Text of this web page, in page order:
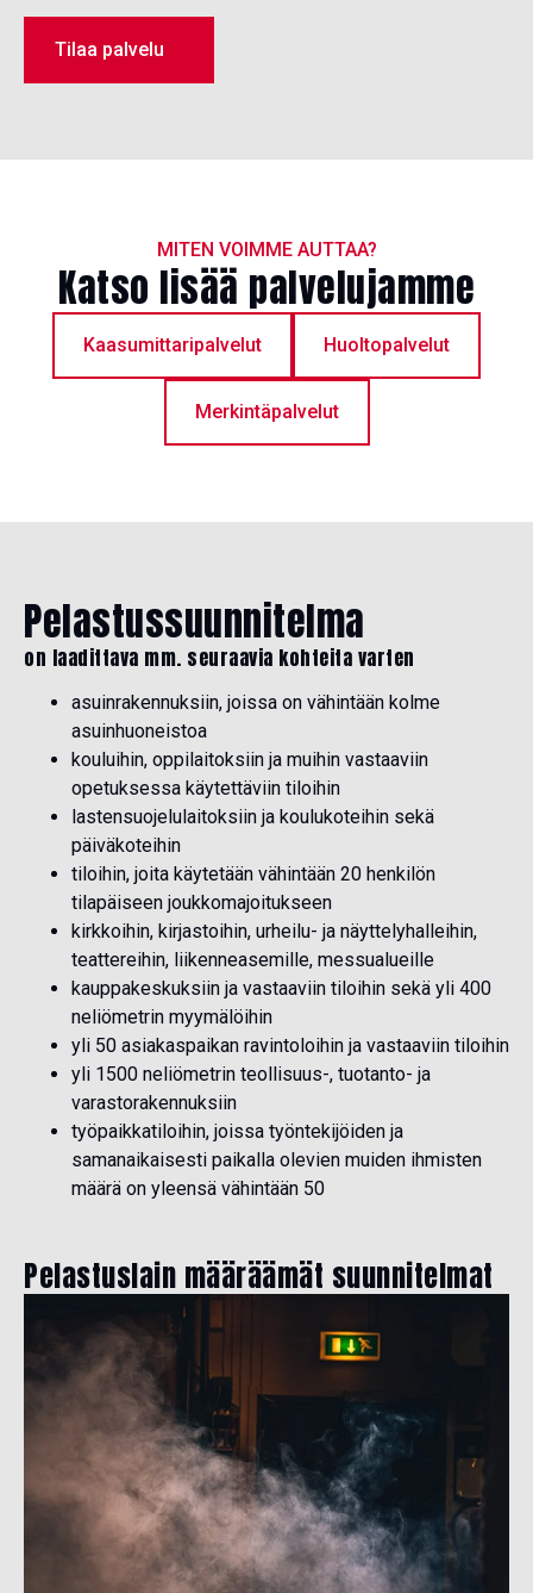
Tilaa palvelu
MITEN VOIMME AUTTAA?
Katso lisää palvelujamme
Kaasumittaripalvelut Huoltopalvelut
Merkintäpalvelut
Pelastussuunnitelma
on laadittava mm. seuraavia kohteita varten
asuinrakennuksiin, joissa on vähintään kolme
asuinhuoneistoa
kouluihin, oppilaitoksiin ja muihin vastaaviin
opetuksessa käytettäviin tiloihin
lastensuojelulaitoksiin ja koulukoteihin sekä
päiväkoteihin
tiloihin, joita käytetään vähintään 20 henkilön
tilapäiseen joukkomajoitukseen
kirkkoihin, kirjastoihin, urheilu- ja näyttelyhalleihin,
teattereihin, liikenneasemille, messualueille
kauppakeskuksiin ja vastaaviin tiloihin sekä yli 400
neliömetrin myymälöihin
yli 50 asiakaspaikan ravintoloihin ja vastaaviin tiloihin
yli 1500 neliömetrin teollisuus-, tuotanto- ja
varastorakennuksiin
työpaikkatiloihin, joissa työntekijöiden ja
samanaikaisesti paikalla olevien muiden ihmisten
määrä on yleensä vähintään 50
Pelastuslain määräämät suunnitelmat